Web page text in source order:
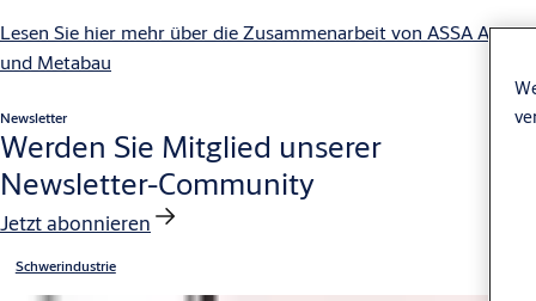
Lesen Sie hier mehr über die Zusammenarbeit von ASSA ABLOY
und Metabau
Newsletter
Werden Sie Mitglied unserer
Newsletter-Community
Jetzt abonnieren
Schwerindustrie